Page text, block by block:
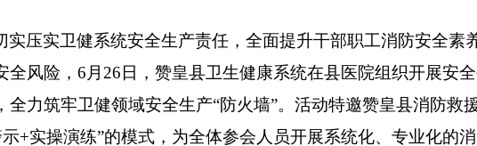
实压实卫健系统安全生产责任，全面提升干部职工消防安全素
全风险，6月26日，赞皇县卫生健康系统在县医院组织开展安
全力筑牢卫健领域安全生产“防火墙”。活动特邀赞皇县消防救
+实操演练”的模式，为全体参会人员开展系统化、专业化的